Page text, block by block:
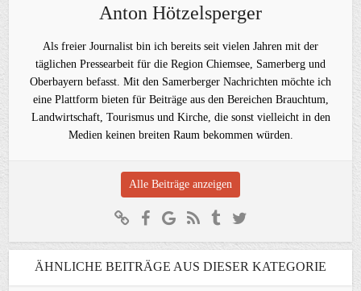
Anton Hötzelsperger
Als freier Journalist bin ich bereits seit vielen Jahren mit der
täglichen Pressearbeit für die Region Chiemsee, Samerberg und
Oberbayern befasst. Mit den Samerberger Nachrichten möchte ich
eine Plattform bieten für Beiträge aus den Bereichen Brauchtum,
Landwirtschaft, Tourismus und Kirche, die sonst vielleicht in den
Medien keinen breiten Raum bekommen würden.
Alle Beiträge anzeigen
ÄHNLICHE BEITRÄGE AUS DIESER KATEGORIE